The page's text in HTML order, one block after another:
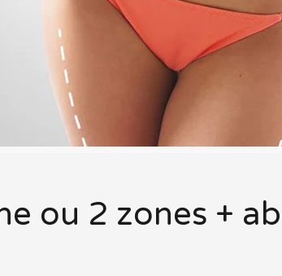
ou 2 zones +